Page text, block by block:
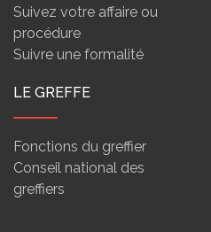
Suivez votre affaire ou
procédure
Suivre une formalité
LE GREFFE
Fonctions du greffier
Conseil national des
greffiers